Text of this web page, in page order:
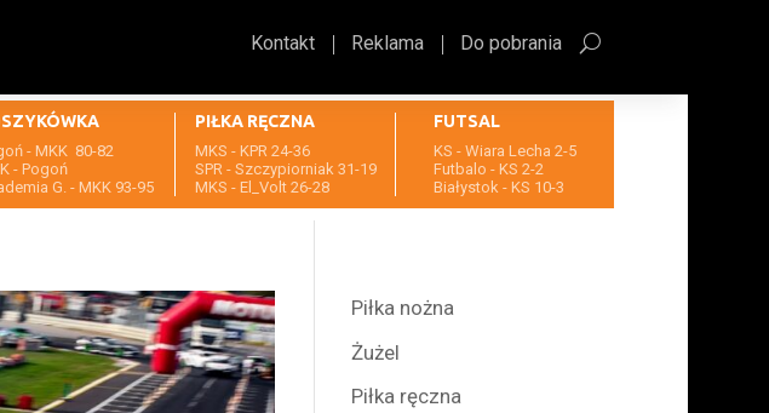
Kontakt Reklama Do pobrania
- MKK 80-82
- Pogoń
G. - MKK 93-95
PIŁKA RĘCZNA
MKS - KPR 24-36
SPR - Szczypiorniak 31-19
MKS - El_Volt 26-28
FUTSAL
KS - Wiara Lecha 2-5
Futbalo - KS 2-2
Białystok - KS 10-3
Piłka nożna
Żużel
Piłka ręczna